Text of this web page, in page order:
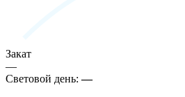
Закат
—
Световой день:—